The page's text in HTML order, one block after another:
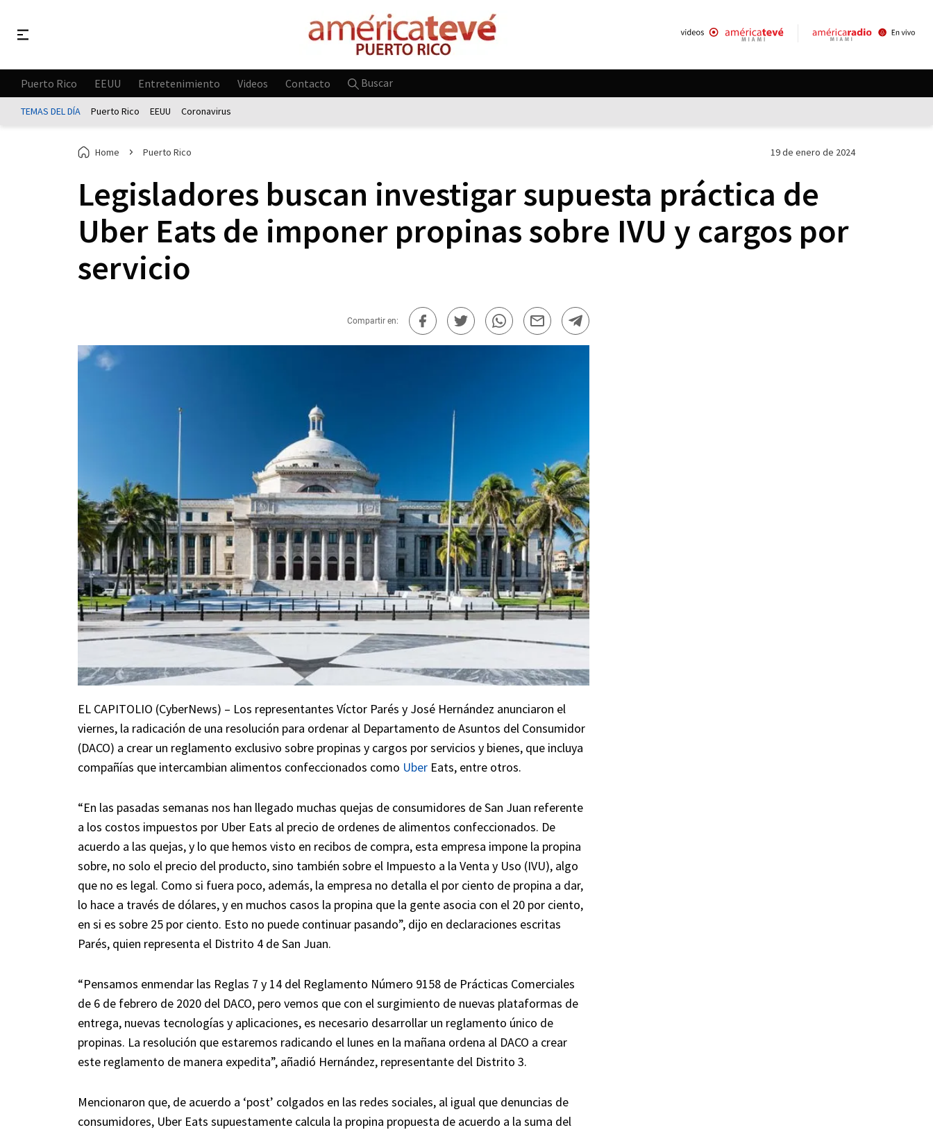
Puerto Rico EEUU Entretenimiento Videos Contacto Buscar
TEMAS DEL DÍA Puerto Rico EEUU Coronavirus
Home Puerto Rico 19 de enero de 2024
Legisladores buscan investigar supuesta práctica de
Uber Eats de imponer propinas sobre IVU y cargos por
servicio
Compartir en:
EL CAPITOLIO (CyberNews) – Los representantes Víctor Parés y José Hernández anunciaron el
viernes, la radicación de una resolución para ordenar al Departamento de Asuntos del Consumidor
(DACO) a crear un reglamento exclusivo sobre propinas y cargos por servicios y bienes, que incluya
compañías que intercambian alimentos confeccionados como Uber Eats, entre otros.
“En las pasadas semanas nos han llegado muchas quejas de consumidores de San Juan referente
a los costos impuestos por Uber Eats al precio de ordenes de alimentos confeccionados. De
acuerdo a las quejas, y lo que hemos visto en recibos de compra, esta empresa impone la propina
sobre, no solo el precio del producto, sino también sobre el Impuesto a la Venta y Uso (IVU), algo
que no es legal. Como si fuera poco, además, la empresa no detalla el por ciento de propina a dar,
lo hace a través de dólares, y en muchos casos la propina que la gente asocia con el 20 por ciento,
en si es sobre 25 por ciento. Esto no puede continuar pasando”, dijo en declaraciones escritas
Parés, quien representa el Distrito 4 de San Juan.
“Pensamos enmendar las Reglas 7 y 14 del Reglamento Número 9158 de Prácticas Comerciales
de 6 de febrero de 2020 del DACO, pero vemos que con el surgimiento de nuevas plataformas de
entrega, nuevas tecnologías y aplicaciones, es necesario desarrollar un reglamento único de
propinas. La resolución que estaremos radicando el lunes en la mañana ordena al DACO a crear
este reglamento de manera expedita”, añadió Hernández, representante del Distrito 3.
Mencionaron que, de acuerdo a ‘post’ colgados en las redes sociales, al igual que denuncias de
consumidores, Uber Eats supuestamente calcula la propina propuesta de acuerdo a la suma del